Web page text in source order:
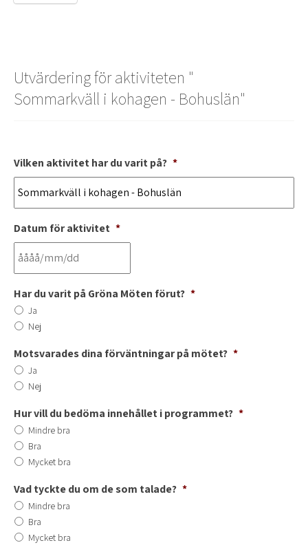
Utvärdering för aktiviteten "
Sommarkväll i kohagen - Bohuslän"
Vilken aktivitet har du varit på? *
Datum för aktivitet *
Har du varit på Gröna Möten förut? *
Ja
Nej
Motsvarades dina förväntningar på mötet? *
Ja
Nej
Hur vill du bedöma innehållet i programmet? *
Mindre bra
Bra
Mycket bra
Vad tyckte du om de som talade? *
Mindre bra
Bra
Mycket bra